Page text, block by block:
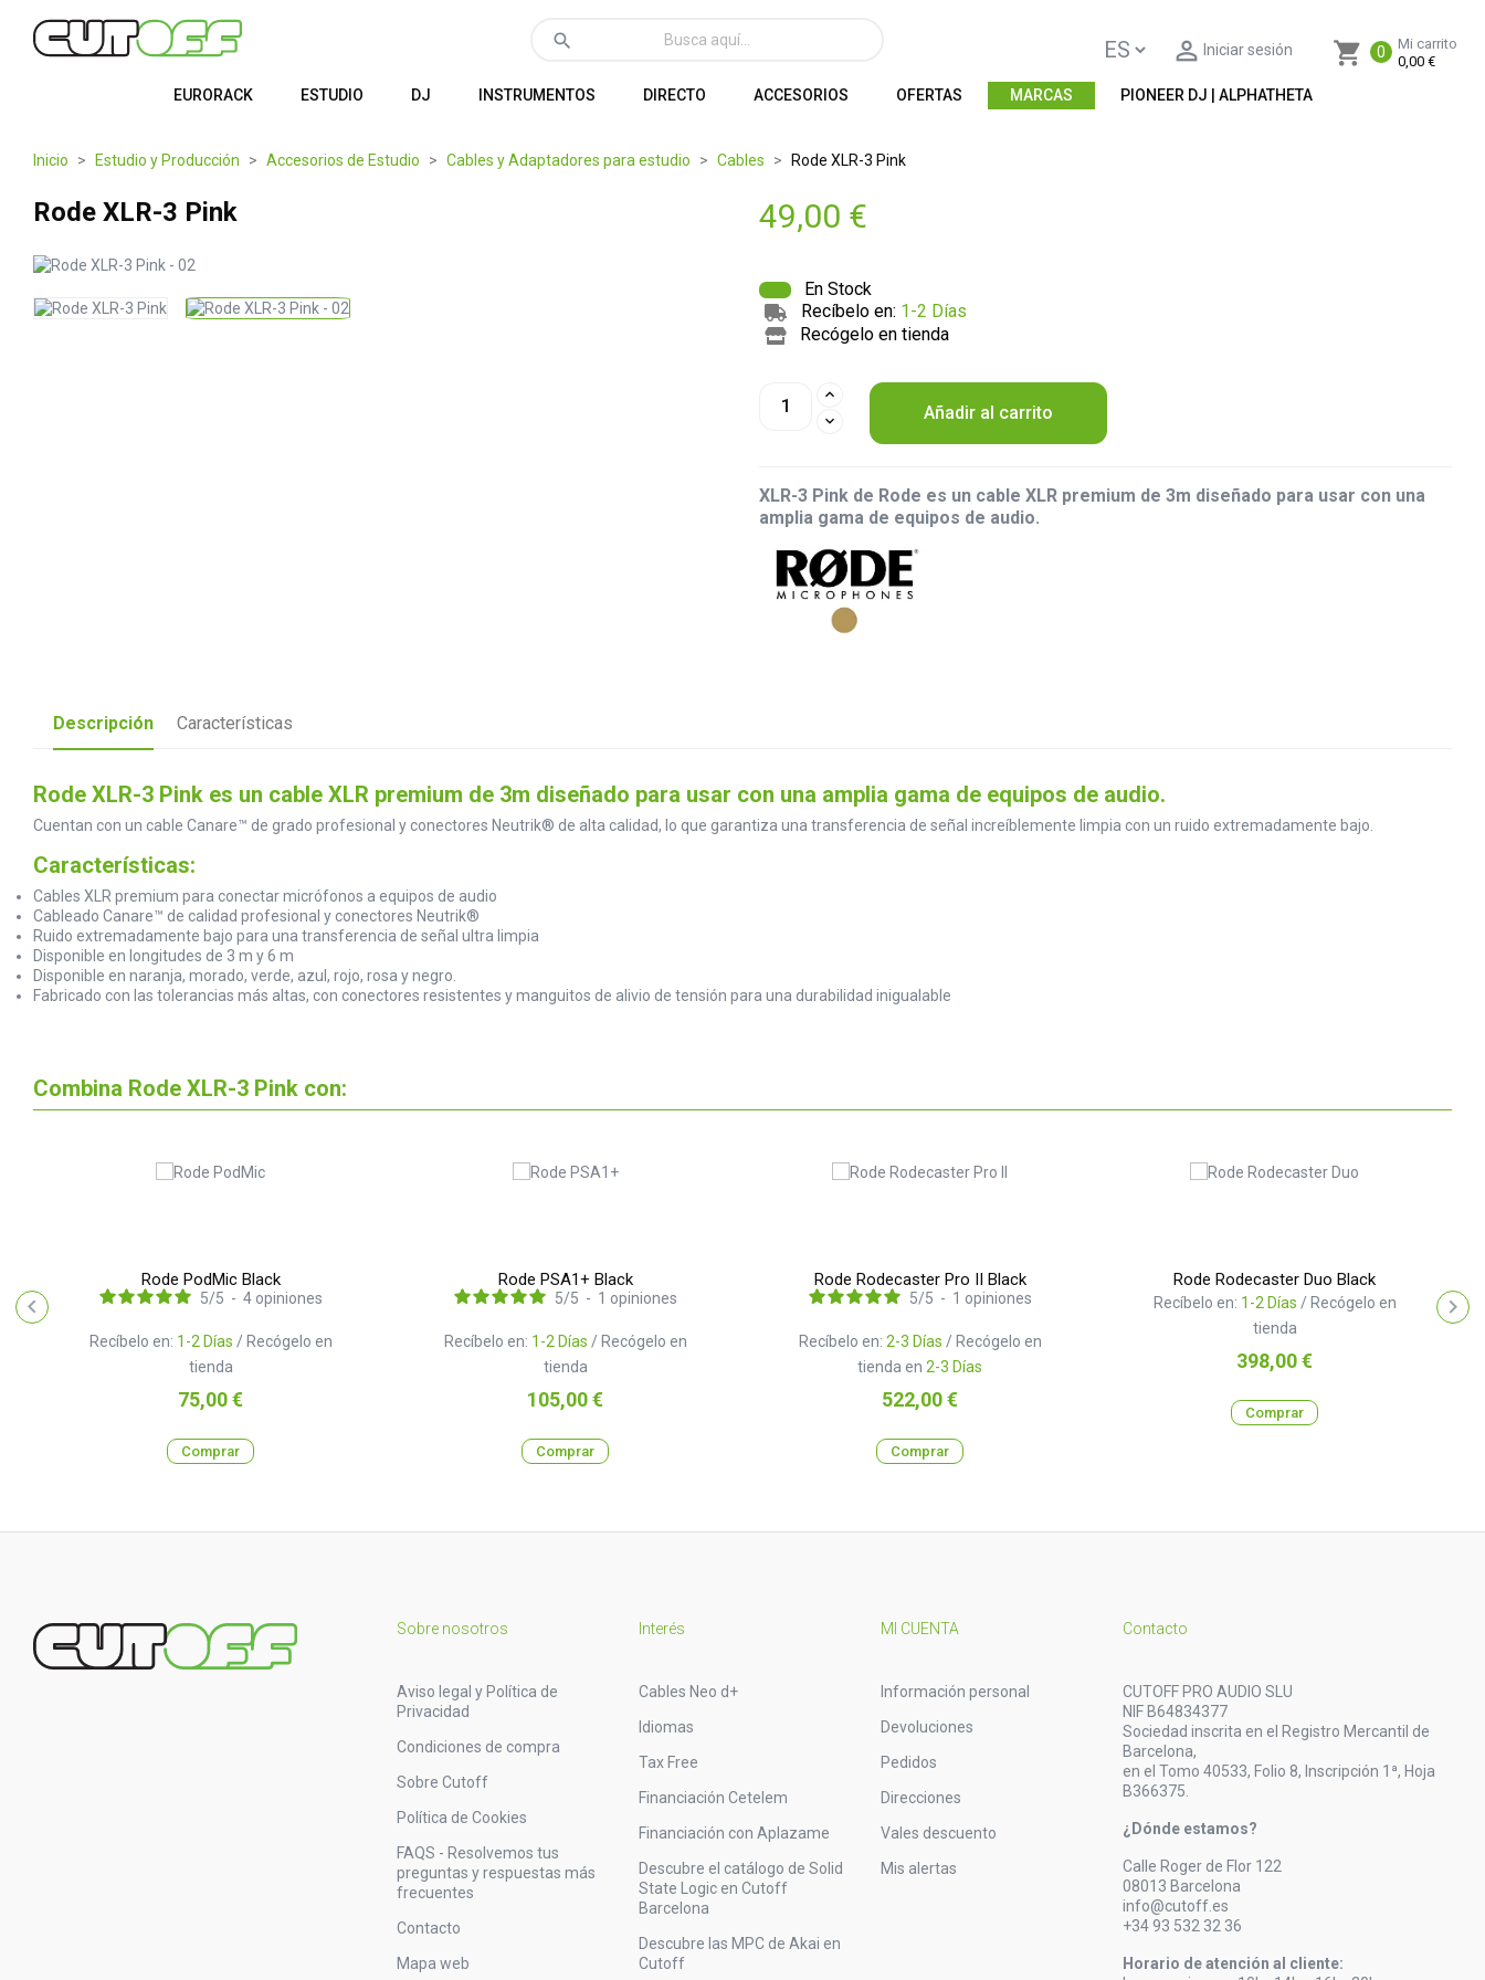
shopping_cart 0
Mi carrito
0,00 €
 Iniciar sesión
search
EURORACK ESTUDIO DJ INSTRUMENTOS DIRECTO ACCESORIOS OFERTAS MARCAS PIONEER DJ | ALPHATHETA
Inicio Estudio y Producción Accesorios de Estudio Cables y Adaptadores para estudio Cables Rode XLR-3 Pink
Rode XLR-3 Pink 49,00 €
En Stock
Recíbelo en: 1-2 Días
Recógelo en tienda
Añadir al carrito
XLR-3 Pink de Rode es un cable XLR premium de 3m diseñado para usar con una
amplia gama de equipos de audio.
Descripción Características
Rode XLR-3 Pink es un cable XLR premium de 3m diseñado para usar con una amplia gama de equipos de audio.
Cuentan con un cable Canare™ de grado profesional y conectores Neutrik® de alta calidad, lo que garantiza una transferencia de señal increíblemente limpia con un ruido extremadamente bajo.
Características:
Cables XLR premium para conectar micrófonos a equipos de audio
Cableado Canare™ de calidad profesional y conectores Neutrik®
Ruido extremadamente bajo para una transferencia de señal ultra limpia
Disponible en longitudes de 3 m y 6 m
Disponible en naranja, morado, verde, azul, rojo, rosa y negro.
Fabricado con las tolerancias más altas, con conectores resistentes y manguitos de alivio de tensión para una durabilidad inigualable
Combina Rode XLR-3 Pink con:
Rode PodMic Black
Recíbelo en: 1-2 Días / Recógelo en
tienda
5/5 - 4 opiniones
Precio
75,00 €
Comprar
Rode PSA1+ Black
Recíbelo en: 1-2 Días / Recógelo en
tienda
5/5 - 1 opiniones
Precio
105,00 €
Comprar
Rode Rodecaster Pro II Black
Recíbelo en: 2-3 Días / Recógelo en
tienda en 2-3 Días
5/5 - 1 opiniones
Precio
522,00 €
Comprar
Rode Rodecaster Duo Black
Recíbelo en: 1-2 Días / Recógelo en
tienda
Precio
398,00 €
Comprar
Sobre nosotros
Aviso legal y Política de
Privacidad
Condiciones de compra
Sobre Cutoff
Política de Cookies
FAQS - Resolvemos tus
preguntas y respuestas más
frecuentes
Contacto
Mapa web
Interés
Cables Neo d+
Idiomas
Tax Free
Financiación Cetelem
Financiación con Aplazame
Descubre el catálogo de Solid
State Logic en Cutoff
Barcelona
Descubre las MPC de Akai en
Cutoff
MI CUENTA
Información personal
Devoluciones
Pedidos
Direcciones
Vales descuento
Mis alertas
Contacto
CUTOFF PRO AUDIO SLU
NIF B64834377
Sociedad inscrita en el Registro Mercantil de
Barcelona,
en el Tomo 40533, Folio 8, Inscripción 1ª, Hoja
B366375.
¿Dónde estamos?
Calle Roger de Flor 122
08013 Barcelona
info@cutoff.es
+34 93 532 32 36
Horario de atención al cliente: